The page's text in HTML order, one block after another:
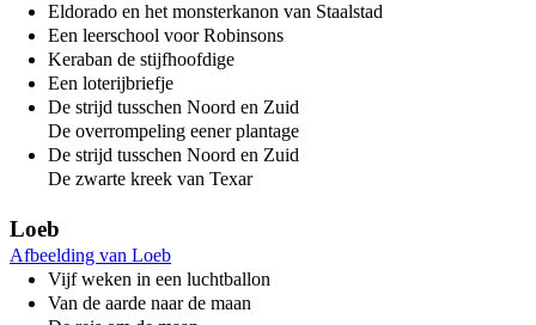
Eldorado en het monsterkanon van Staalstad
Een leerschool voor Robinsons
Keraban de stijfhoofdige
Een loterijbriefje
De strijd tusschen Noord en Zuid
De overrompeling eener plantage
De strijd tusschen Noord en Zuid
De zwarte kreek van Texar
Loeb
Afbeelding van Loeb
Vijf weken in een luchtballon
Van de aarde naar de maan